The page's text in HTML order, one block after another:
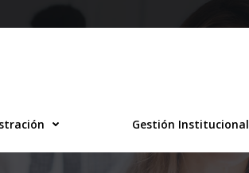
Gestión Institucional